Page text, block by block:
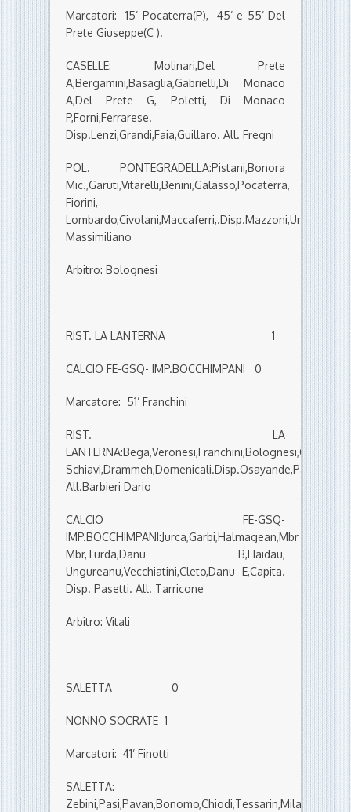
Marcatori: 15’ Pocaterra(P), 45’ e 55’ Del
Prete Giuseppe(C ).
CASELLE: Molinari,Del Prete
A,Bergamini,Basaglia,Gabrielli,Di Monaco
A,Del Prete G, Poletti, Di Monaco
P,Forni,Ferrarese.
Disp.Lenzi,Grandi,Faia,Guillaro. All. Fregni
POL. PONTEGRADELLA:Pistani,Bonora
Mic.,Garuti,Vitarelli,Benini,Galasso,Pocaterra,
Fiorini,
Massimiliano
Arbitro: Bolognesi
RIST. LA LANTERNA 1
CALCIO FE-GSQ- IMP.BOCCHIMPANI 0
Marcatore: 51’ Franchini
RIST. LA
All.Barbieri Dario
CALCIO FE-GSQ-
IMP.BOCCHIMPANI:Jurca,Garbi,Halmagean,Mbr
Mbr,Turda,Danu B,Haidau,
Ungureanu,Vecchiatini,Cleto,Danu E,Capita.
Disp. Pasetti. All. Tarricone
Arbitro: Vitali
SALETTA 0
NONNO SOCRATE 1
Marcatori: 41’ Finotti
SALETTA: